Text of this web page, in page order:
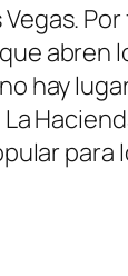
abren
hay
para